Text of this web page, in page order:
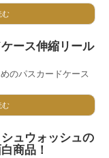
む
ース伸縮リール
のパスカードケース
む
ュウォッシュの
商品！